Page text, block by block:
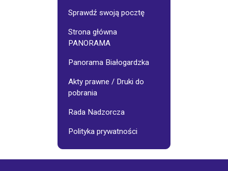
Sprawdź swoją pocztę
Strona główna
PANORAMA
Panorama Białogardzka
Akty prawne / Druki do
pobrania
Rada Nadzorcza
Polityka prywatności